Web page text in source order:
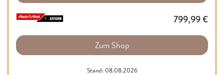
799,99€
Zum Shop
Stand: 08.08.2026